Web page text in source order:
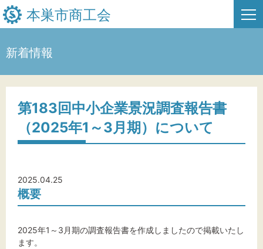
本巣市商工会
事業者・創業者の方へ
お問い合わせ
新着情報
第183回中小企業景況調査報告書
（2025年1～3月期）について
2025.04.25
概要
2025年1～3月期の調査報告書を作成しましたので掲載いたし
ます。